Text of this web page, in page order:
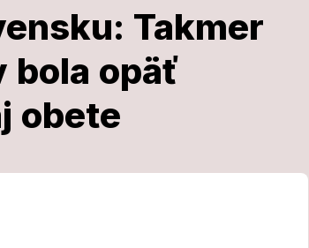
Takmer
bola opäť
obete
Slovensku:
PCR